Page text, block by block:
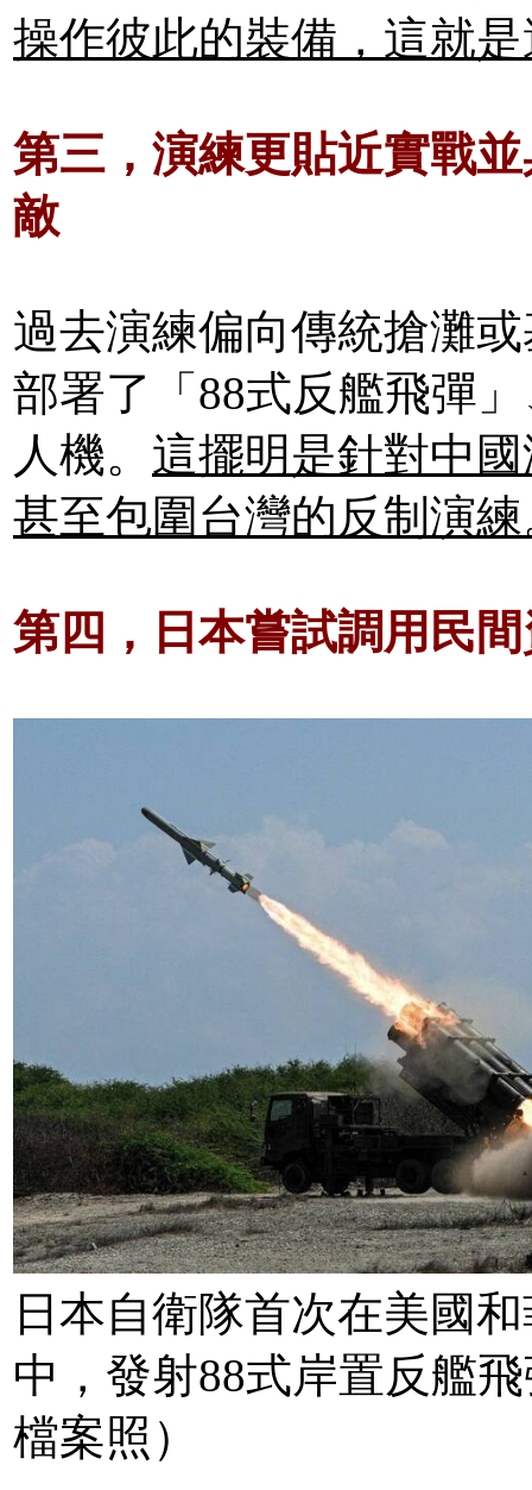
操作彼此的裝備，這就
第三，演練更貼近實戰
敵
過去演練偏向傳統搶灘
部署了「88式反艦飛彈
人機。 這擺明是針對中
甚至包圍台灣的反制演
第四，日本嘗試調用民
日本自衛隊首次在美國
中，發射88式岸置反艦
檔案照）